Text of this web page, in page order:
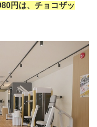
円は、チョコザッ